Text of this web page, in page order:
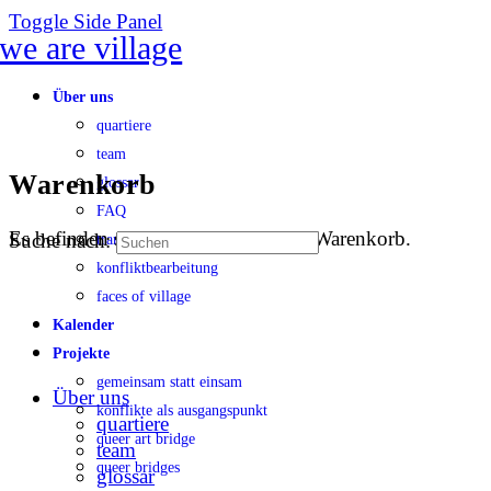
Toggle Side Panel
Über uns
quartiere
team
glossar
FAQ
transparenz
konfliktbearbeitung
faces of village
Kalender
Projekte
gemeinsam statt einsam
konflikte als ausgangspunkt
queer art bridge
queer bridges
Warenkorb
Es befinden sich keine Produkte im Warenkorb.
Suche nach:
Über uns
quartiere
team
glossar